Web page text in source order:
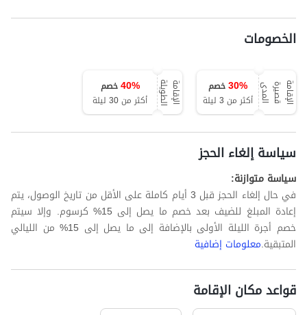
الخصومات
ا
ل
إ
ق
ا
م
ة
ق
ص
ي
ر
ة
ا
ل
م
د ى 30%
خصم
أكثر من 3 ليلة
ا
ل
إ
ق
ا
م
ة
ا
ل
ط
و
ي
لة 40%
خصم
أكثر من 30 ليلة
سياسة إلغاء الحجز
سياسة متوازنة:
في حال إلغاء الحجز قبل 3 أيام كاملة على الأقل من تاريخ الوصول، يتم
إعادة المبلغ للضيف بعد خصم ما يصل إلى 15% كرسوم. وإلا سيتم
خصم أجرة الليلة الأولى بالإضافة إلى ما يصل إلى 15% من الليالي
المتبقية.معلومات إضافية
قواعد مكان الإقامة